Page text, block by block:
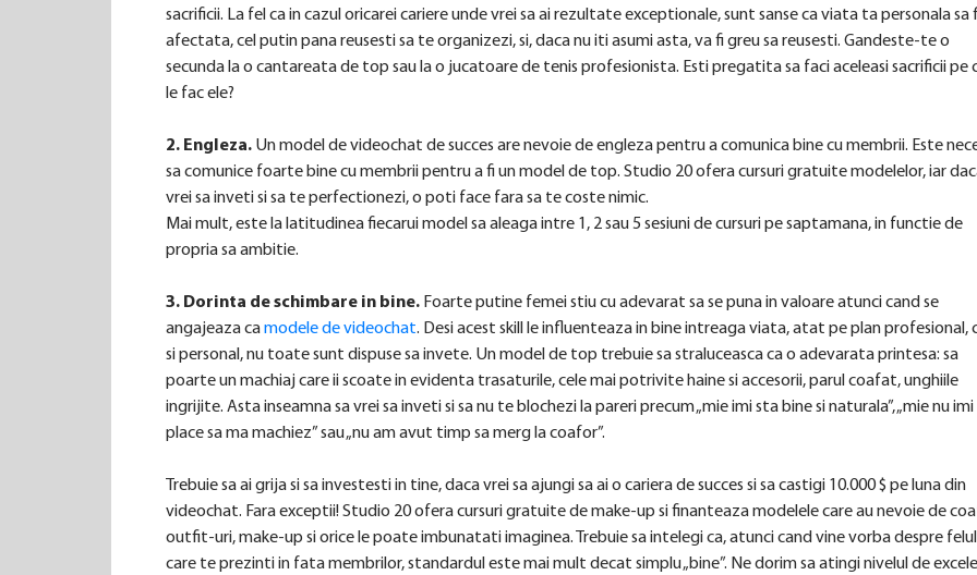
sacrificii. La fel ca in cazul oricarei cariere unde vrei sa ai rezultate exceptionale, sunt sanse ca viata ta personala sa
afectata, cel putin pana reusesti sa te organizezi, si, daca nu iti asumi asta, va fi greu sa reusesti. Gandeste-te o
secunda la o cantareata de top sau la o jucatoare de tenis profesionista. Esti pregatita sa faci aceleasi sacrificii pe
le fac ele?
2. Engleza. Un model de videochat de succes are nevoie de engleza pentru a comunica bine cu membrii. Este
sa comunice foarte bine cu membrii pentru a fi un model de top. Studio 20 ofera cursuri gratuite modelelor, iar
vrei sa inveti si sa te perfectionezi, o poti face fara sa te coste nimic.
Mai mult, este la latitudinea fiecarui model sa aleaga intre 1, 2 sau 5 sesiuni de cursuri pe saptamana, in functie de
propria sa ambitie.
3. Dorinta de schimbare in bine. Foarte putine femei stiu cu adevarat sa se puna in valoare atunci cand se
angajeaza camodele de videochat. Desi acest skill le influenteaza in bine intreaga viata, atat pe plan profesional,
si personal, nu toate sunt dispuse sa invete. Un model de top trebuie sa straluceasca ca o adevarata printesa: sa
poarte un machiaj care ii scoate in evidenta trasaturile, cele mai potrivite haine si accesorii, parul coafat, unghiile
ingrijite. Asta inseamna sa vrei sa inveti si sa nu te blochezi la pareri precum „mie imi sta bine si naturala”, „mie nu imi
place sa ma machiez” sau „nu am avut timp sa merg la coafor”.
Trebuie sa ai grija si sa investesti in tine, daca vrei sa ajungi sa ai o cariera de succes si sa castigi 10.000 $ pe luna din
videochat. Fara exceptii! Studio 20 ofera cursuri gratuite de make-up si finanteaza modelele care au nevoie de
outfit-uri, make-up si orice le poate imbunatati imaginea. Trebuie sa intelegi ca, atunci cand vine vorba despre
care te prezinti in fata membrilor, standardul este mai mult decat simplu „bine”. Ne dorim sa atingi nivelul de